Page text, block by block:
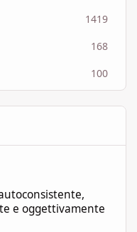
1419
168
100
e oggettivamente